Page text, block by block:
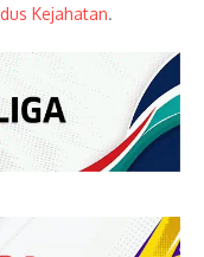
Kejahatan.